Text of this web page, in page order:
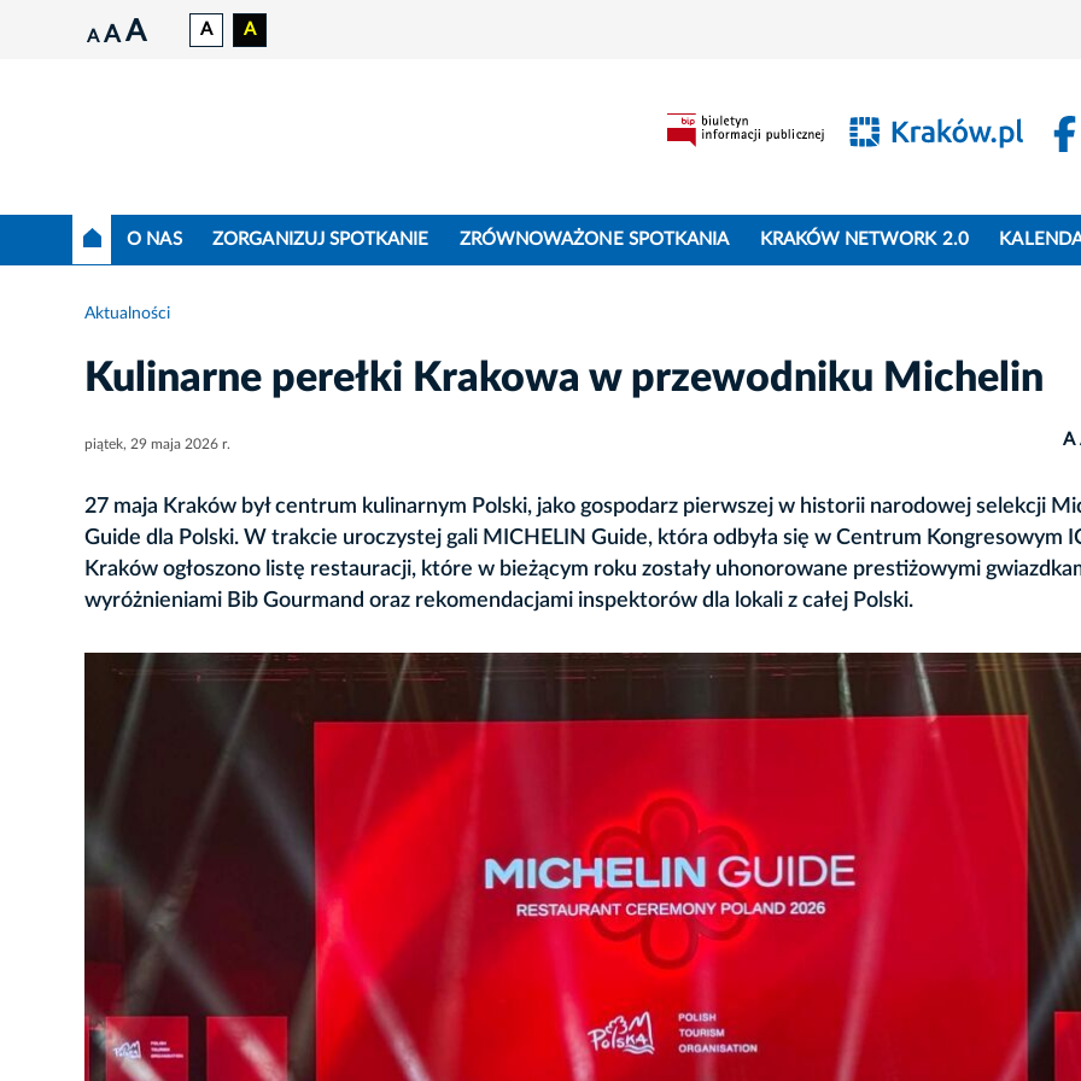
A A A A A
O NAS ZORGANIZUJ SPOTKANIE ZRÓWNOWAŻONE SPOTKANIA KRAKÓW NETWORK 2.0
Aktualności
Kulinarne perełki Krakowa w przewodniku Michelin
piątek, 29 maja 2026 r. A
27 maja Kraków był centrum kulinarnym Polski, jako gospodarz pierwszej w historii narodowej selekcji
Guide dla Polski. W trakcie uroczystej gali MICHELIN Guide, która odbyła się w Centrum Kongresowym
Kraków ogłoszono listę restauracji, które w bieżącym roku zostały uhonorowane prestiżowymi
wyróżnieniami Bib Gourmand oraz rekomendacjami inspektorów dla lokali z całej Polski.